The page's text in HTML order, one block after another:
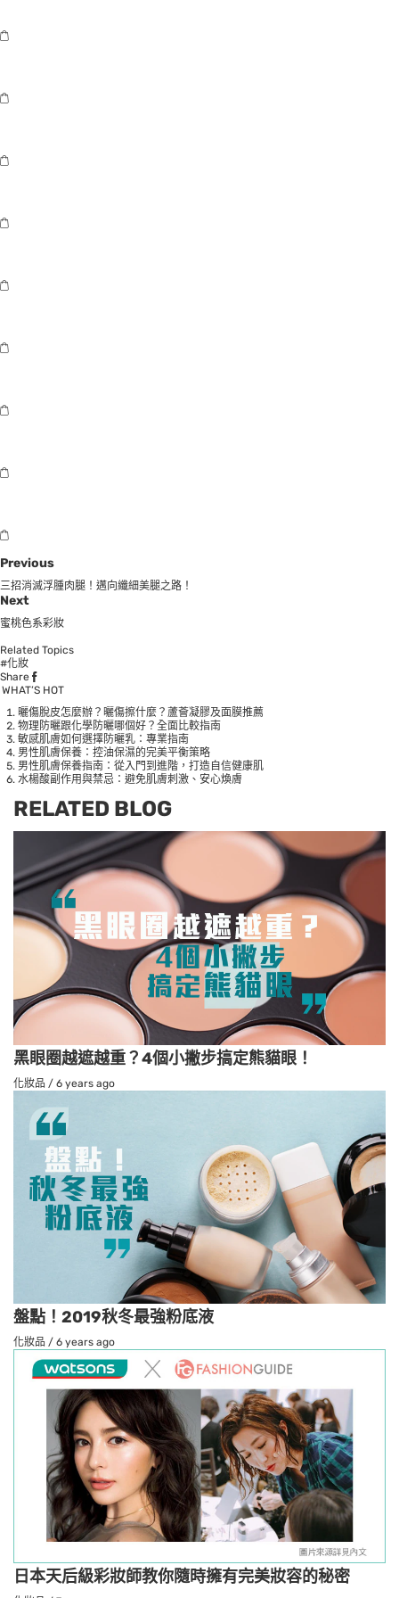
Previous
三招消滅浮腫肉腿！邁向纖細美腿之路！
Next
蜜桃色系彩妝
Related Topics
#化妝
Share
WHAT’S HOT
曬傷脫皮怎麼辦？曬傷擦什麼？蘆薈凝膠及面膜推薦
物理防曬跟化學防曬哪個好？全面比較指南
敏感肌膚如何選擇防曬乳：專業指南
男性肌膚保養：控油保濕的完美平衡策略
男性肌膚保養指南：從入門到進階，打造自信健康肌
水楊酸副作用與禁忌：避免肌膚刺激、安心煥膚
RELATED BLOG
黑眼圈越遮越重？4個小撇步搞定熊貓眼！
化妝品 / 6 years ago
盤點！2019秋冬最強粉底液
化妝品 / 6 years ago
日本天后級彩妝師教你隨時擁有完美妝容的秘密